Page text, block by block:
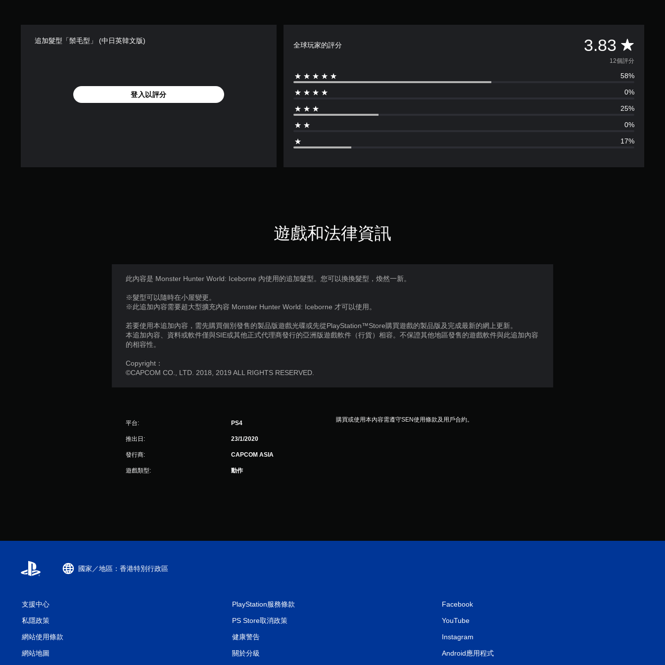
追加髮型「鬃毛型」 (中日英韓文版)
登入以評分
全球玩家的評分 3.83 平
均
評
分
為
3
.
分
12個評分
58%
0%
25%
0%
17%
遊戲和法律資訊
此內容是 Monster Hunter World: Iceborne 內使用的追加髮型。您可以換換髮型，煥然一新。
※髮型可以隨時在小屋變更。
※此追加內容需要超大型擴充內容 Monster Hunter World: Iceborne 才可以使用。
若要使用本追加內容，需先購買個別發售的製品版遊戲光碟或先從PlayStation™Store購買遊戲的製品版及完成最新的網上更新。
本追加內容、資料或軟件僅與SIE或其他正式代理商發行的亞洲版遊戲軟件（行貨）相容。不保證其他地區發售的遊戲軟件與此追加內容
的相容性。
Copyright：
©CAPCOM CO., LTD. 2018, 2019 ALL RIGHTS RESERVED.
平台: PS4
推出日: 23/1/2020
發行商: CAPCOM ASIA
遊戲類型: 動作
購買或使用本內容需遵守SEN使用條款及用戶合約。
國家／地區：香港特別行政區
支援中心
私隱政策
網站使用條款
網站地圖
PlayStation服務條款
PS Store取消政策
健康警告
關於分級
Facebook
YouTube
Instagram
Android應用程式